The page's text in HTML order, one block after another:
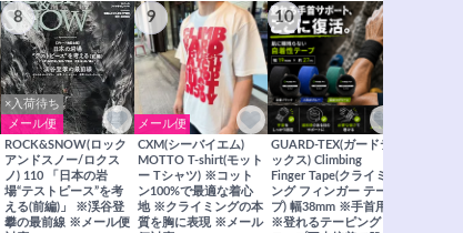
8
×入荷待ち
メール便
ROCK&SNOW(ロック
アンドスノー/ロクス
ノ) 110 「日本の岩
場“テストピース”を考
える(前編)」 ※渓谷登
攀の最前線 ※メール便
9
メール便
CXM(シーバイエム)
MOTTO T-shirt(モット
ー Tシャツ) ※コット
ン100%で最適な着心
地 ※クライミングの本
質を胸に表現 ※メール
10
GUARD-TEX(ガードテ
ックス) Climbing
Finger Tape(クライミ
ング フィンガー テー
プ) 幅38mm ※手首用
※登れるテーピング ※